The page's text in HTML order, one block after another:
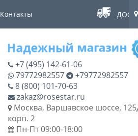
Контакты
+7 (495) 142-61-06
79772982557
+79772982557
8 (800) 101-70-63
zakaz@rosestar.ru
Москва, Варшавское шоссе,
корп. 2
Пн-Пт 09:00-18:00